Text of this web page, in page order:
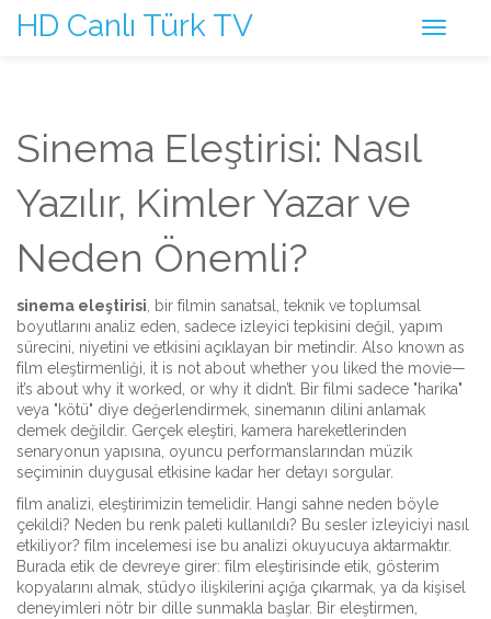
HD Canlı Türk TV
Sinema Eleştirisi: Nasıl
Yazılır, Kimler Yazar ve
Neden Önemli?
sinema eleştirisi
bir filmin sanatsal, teknik ve toplumsal
boyutlarını analiz eden, sadece izleyici tepkisini değil, yapım
sürecini, niyetini ve etkisini açıklayan bir metindir. Also known as
film eleştirmenliği , it is not about whether you liked the movie—
it’s about why it worked, or why it didn’t. Bir filmi sadece "harika"
veya "kötü" diye değerlendirmek, sinemanın dilini anlamak
demek değildir. Gerçek eleştiri, kamera hareketlerinden
senaryonun yapısına, oyuncu performanslarından müzik
seçiminin duygusal etkisine kadar her detayı sorgular.
film analizi , eleştirimizin temelidir. Hangi sahne neden böyle
çekildi? Neden bu renk paleti kullanıldı? Bu sesler izleyiciyi nasıl
etkiliyor? film incelemesi ise bu analizi okuyucuya aktarmaktır.
Burada etik de devreye girer: film eleştirisinde etik , gösterim
kopyalarını almak, stüdyo ilişkilerini açığa çıkarmak, ya da kişisel
deneyimleri nötr bir dille sunmakla başlar. Bir eleştirmen,